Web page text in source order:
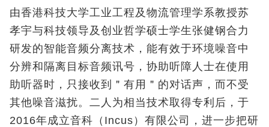
由香港科技大学工业工程及物流管理学系教授苏
孝宇与科技领导及创业哲学硕士学生张健钢合力
研发的智能音频分离技术，能有效于环境噪音中
分辨和隔离目标音频讯号，协助听障人士在使用
助听器时，只接收到＂有用＂的对话声，而不受
其他噪音滋扰。二人为相当技术取得专利后，于
2016年成立音科（Incus）有限公司，进一步把研